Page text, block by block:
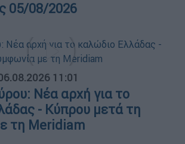
05/08/2026
11:01
Νέα αρχή για το
- Κύπρου μετά τη
τη Meridiam